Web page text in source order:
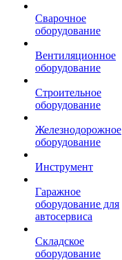
Сварочное
оборудование
Вентиляционное
оборудование
Строительное
оборудование
Железнодорожное
оборудование
Инструмент
Гаражное
оборудование для
автосервиса
Складское
оборудование